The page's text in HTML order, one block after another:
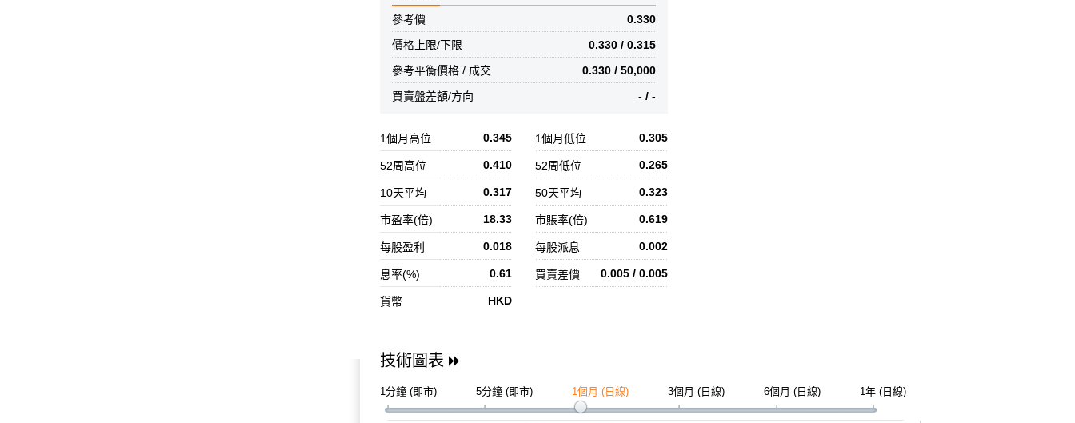
0.330
參考價
0.330 / 0.315
價格上限/下限
0.330 / 50,000
參考平衡價格 / 成交
- / -
買賣盤差額/方向
1個月高位 0.345 1個月低位 0.305
52周高位 0.410 52周低位 0.265
10天平均 0.317 50天平均 0.323
市盈率(倍) 18.33 市賬率(倍) 0.619
每股盈利 0.018 每股派息 0.002
息率(%) 0.61 買賣差價 0.005 / 0.005
貨幣 HKD
技術圖表
1分鐘 (即市) 5分鐘 (即市) 1個月 (日線) 3個月 (日線) 6個月 (日線) 1年 (日線)